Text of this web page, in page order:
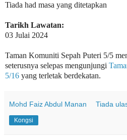
Tiada had masa yang ditetapkan
Tarikh Lawatan:
03 Julai 2024
Taman Komuniti Sepah Puteri 5/5
seterusnya selepas mengunjungi
5/16 yang terletak berdekatan.
Mohd Faiz Abdul Manan Tiada
Kongsi